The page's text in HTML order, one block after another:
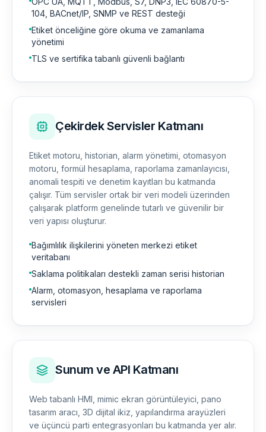
104, BACnet/IP, SNMP ve REST desteği
Etiket önceliğine göre okuma ve zamanlama
yönetimi
TLS ve sertifika tabanlı güvenli bağlantı
Çekirdek Servisler Katmanı
Etiket motoru, historian, alarm yönetimi, otomasyon
motoru, formül hesaplama, raporlama zamanlayıcısı,
anomali tespiti ve denetim kayıtları bu katmanda
çalışır. Tüm servisler ortak bir veri modeli üzerinden
çalışarak platform genelinde tutarlı ve güvenilir bir
veri yapısı oluşturur.
Bağımlılık ilişkilerini yöneten merkezi etiket
veritabanı
Saklama politikaları destekli zaman serisi historian
Alarm, otomasyon, hesaplama ve raporlama
servisleri
Sunum ve API Katmanı
Web tabanlı HMI, mimic ekran görüntüleyici, pano
tasarım aracı, 3D dijital ikiz, yapılandırma arayüzleri
ve üçüncü parti entegrasyonları bu katmanda yer alır.